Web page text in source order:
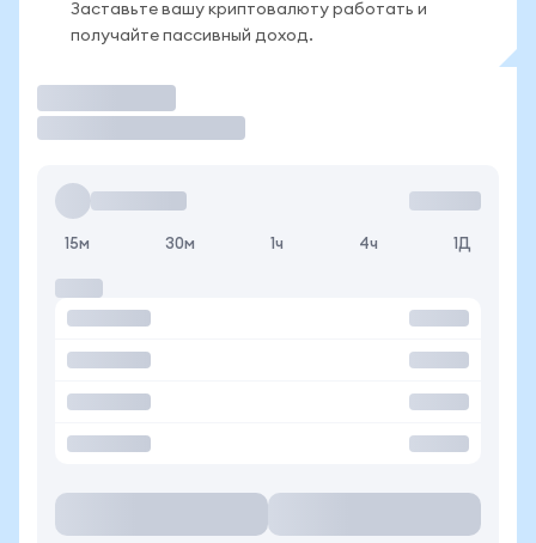
Заставьте вашу криптовалюту работать и
получайте пассивный доход.
15м 30м 1ч 4ч 1Д